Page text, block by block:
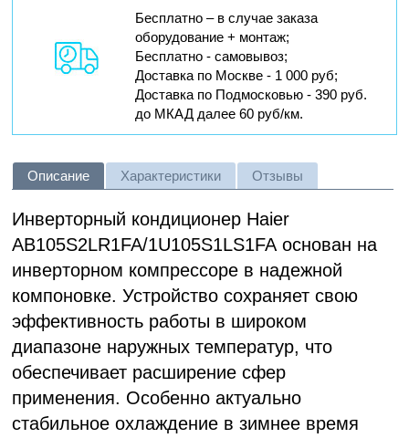
Бесплатно – в случае заказа
оборудование + монтаж;
Бесплатно - самовывоз;
Доставка по Москве - 1 000 руб;
Доставка по Подмосковью - 390 руб.
до МКАД далее 60 руб/км.
Описание Характеристики Отзывы
Инверторный кондиционер Haier
AB105S2LR1FA/1U105S1LS1FA основан на
инверторном компрессоре в надежной
компоновке. Устройство сохраняет свою
эффективность работы в широком
диапазоне наружных температур, что
обеспечивает расширение сфер
применения. Особенно актуально
стабильное охлаждение в зимнее время